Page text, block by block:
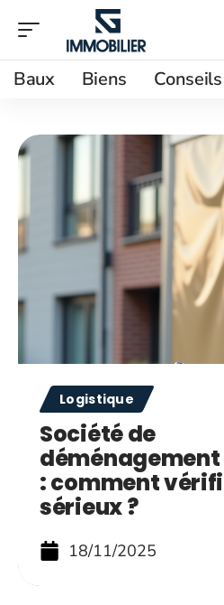
Baux Biens Conseils
Logistique
Société de
: comment
sérieux ?
18/11/2025